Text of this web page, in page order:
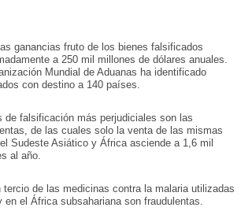
ganancias fruto de los bienes falsificados
a 250 mil millones de dólares anuales.
Mundial de Aduanas ha identificado
con destino a 140 países.
de falsificación más perjudiciales son las
de las cuales solo la venta de las mismas
Sudeste Asiático y África asciende a 1,6 mil
al año.
tercio de las medicinas contra la malaria utilizadas
en el África subsahariana son fraudulentas.